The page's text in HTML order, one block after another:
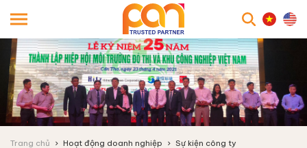
Trang chủ Hoạt động doanh nghiệp Sự kiện công ty